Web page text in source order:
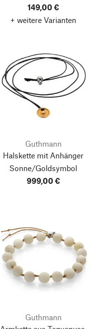
149,00 €
+ weitere Varianten
Guthmann
Halskette mit Anhänger
Sonne/Goldsymbol
999,00 €
Guthmann